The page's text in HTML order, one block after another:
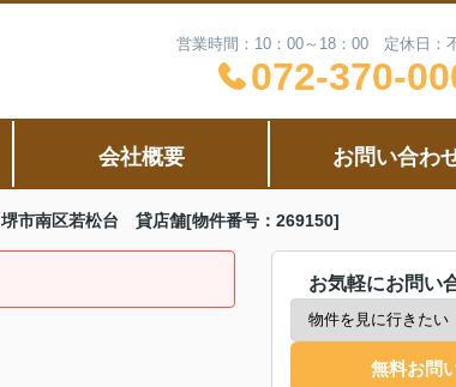
営業時間：10：00～18：00 定休日：
072-370-
会社概要 お問い合わ
堺市南区若松台 貸店舗[物件番号：269150]
お気軽にお問い
無料お問